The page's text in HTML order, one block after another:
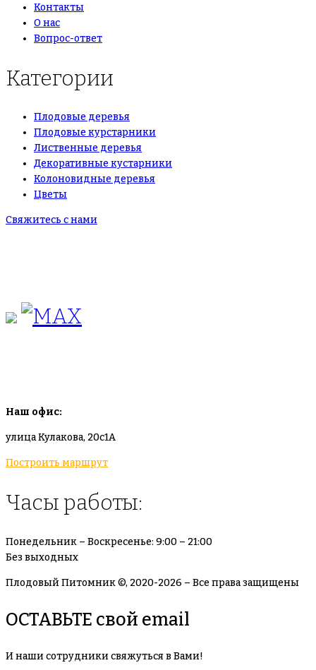
Контакты
О нас
Вопрос-ответ
Категории
Плодовые деревья
Плодовые курстарники
Лиственные деревья
Декоративные кустарники
Колоновидные деревья
Цветы
Свяжитесь с нами
Наш офис:
улица Кулакова, 20с1А
Построить маршрут
Часы работы:
Понедельник – Воскресенье: 9:00 – 21:00
Без выходных
Плодовый Питомник ©, 2020-2026 – Все права защищены
ОСТАВЬТЕ свой email
И наши сотрудники свяжуться в Вами!